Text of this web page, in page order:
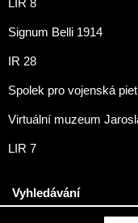
LIR 8
Signum Belli 1914
IR 28
Spolek pro vojenská
Virtuální muzeum
LIR 7
Vyhledávání